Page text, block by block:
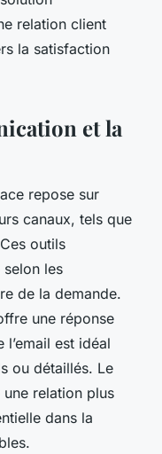
relation client
la satisfaction
et la
repose sur
canaux, tels que
outils
selon les
de la demande.
une réponse
est idéal
ou détaillés. Le
relation plus
dans la